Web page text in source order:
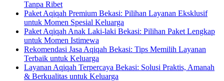
Tanpa Ribet
Paket Aqiqah Premium Bekasi: Pilihan Layanan Eksklusif
untuk Momen Spesial Keluarga
Paket Aqiqah Anak Laki-laki Bekasi: Pilihan Paket Lengkap
untuk Momen Istimewa
Rekomendasi Jasa Aqiqah Bekasi: Tips Memilih Layanan
Terbaik untuk Keluarga
Layanan Aqiqah Terpercaya Bekasi: Solusi Praktis, Amanah
& Berkualitas untuk Keluarga